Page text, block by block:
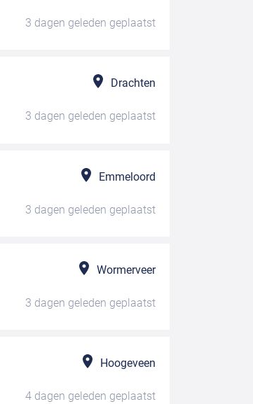
3 dagen geleden geplaatst
Drachten
3 dagen geleden geplaatst
Emmeloord
3 dagen geleden geplaatst
Wormerveer
3 dagen geleden geplaatst
Hoogeveen
4 dagen geleden geplaatst